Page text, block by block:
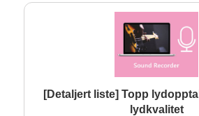
[Detaljert liste] Topp
lydkvalitet